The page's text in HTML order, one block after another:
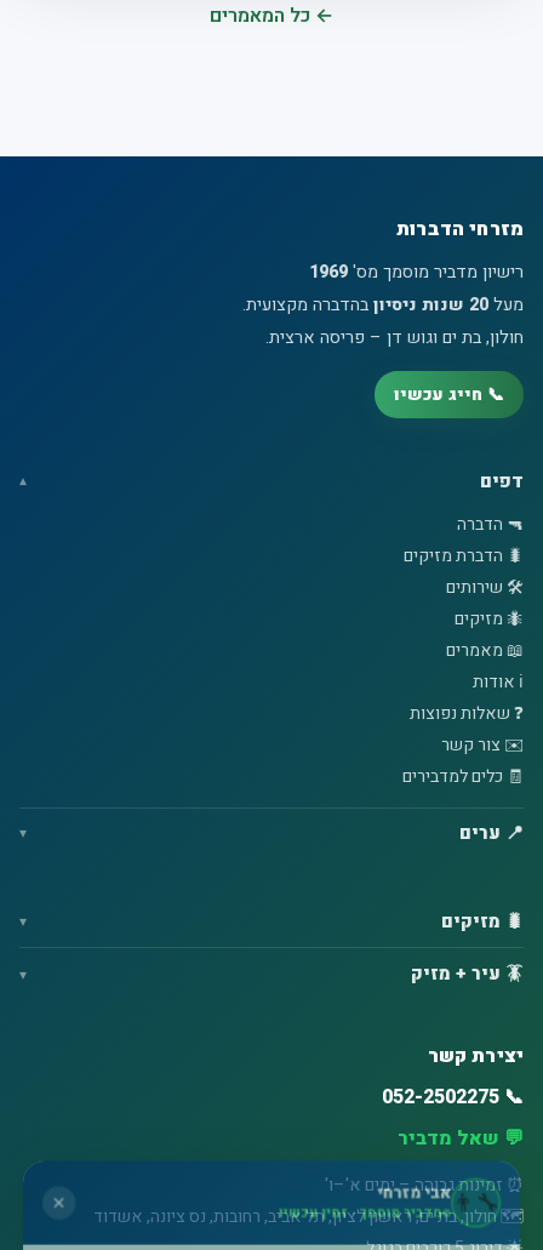
← כל המאמרים
מזרחי הדברות
רישיון מדביר מוסמך מס'1969
מעל20 שנות ניסיון
בהדברה מקצועית.
חולון, בת ים וגוש דן – פריסה ארצית.
📞 חייג עכשיו
דפים
🔫 הדברה
🐛 הדברת מזיקים
🛠️ שירותים
🐜 מזיקים
📖 מאמרים
ℹ️ אודות
❓ שאלות נפוצות
✉️ צור קשר
🧾 כלים למדבירים
📍 ערים
🐛 מזיקים
🪳 עיר + מזיק
יצירת קשר
📞 052-2502275
💬 שאל מדביר
⏰ זמינות גבוהה – ימים א'–ו'
🗺️ חולון, בת ים, ראשון לציון, תל אביב, רחובות, נס ציונה, אשדוד
👨‍🔧אבי מזרחי
מדביר מוסמך · זמין עכשיו ✕